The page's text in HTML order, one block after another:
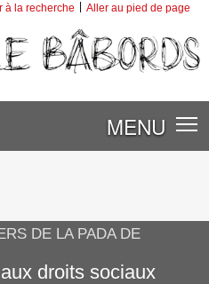
à la recherche Aller au pied de page
MENU
DE LA PADA DE
droits sociaux